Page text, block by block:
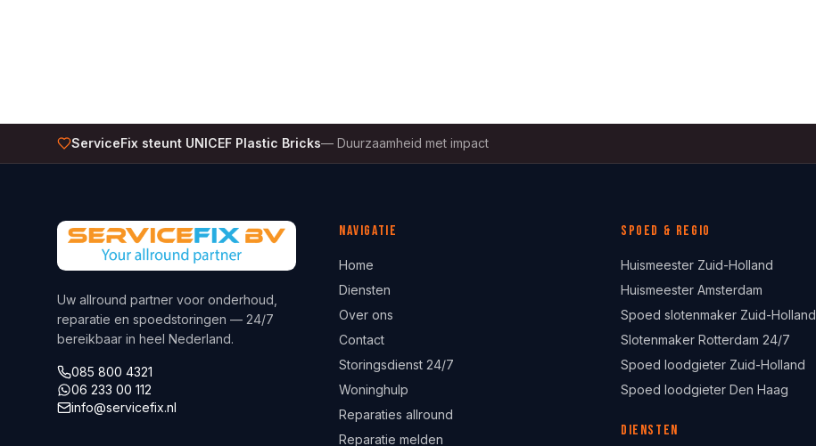
ServiceFix steunt UNICEF Plastic Bricks— Duurzaamheid met impact
Uw allround partner voor onderhoud,
reparatie en spoedstoringen — 24/7
bereikbaar in heel Nederland.
085 800 4321
06 233 00 112
info@servicefix.nl
Navigatie
Home
Diensten
Over ons
Contact
Storingsdienst 24/7
Woninghulp
Reparaties allround
Reparatie melden
Spoed & regio
Huismeester Zuid-Holland
Huismeester Amsterdam
Spoed slotenmaker Zuid-Holland
Slotenmaker Rotterdam 24/7
Spoed loodgieter Zuid-Holland
Spoed loodgieter Den Haag
Diensten